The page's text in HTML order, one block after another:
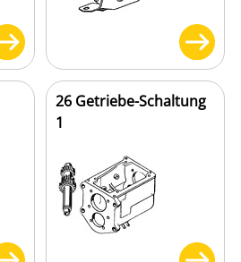
26 Getriebe-Schaltung
1